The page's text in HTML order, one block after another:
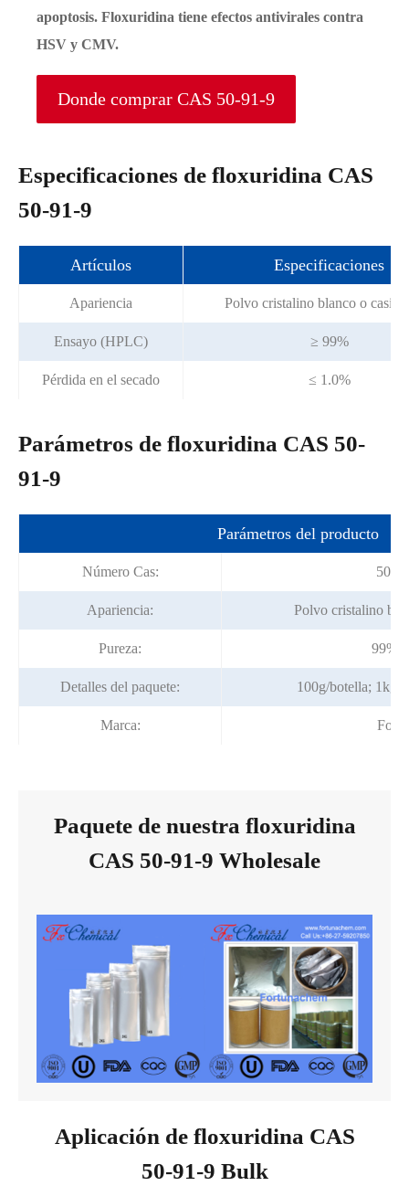
apoptosis. Floxuridina tiene efectos antivirales contra
HSV y CMV.
Donde comprar CAS 50-91-9
Especificaciones de floxuridina CAS
50-91-9
Artículos Especificaciones
Apariencia Polvo cristalino blanco o casi
Ensayo (HPLC) ≥ 99%
Pérdida en el secado ≤ 1.0%
Parámetros de floxuridina CAS 50-
91-9
Parámetros del producto
Número Cas: 50-
Apariencia: Polvo cristalino
Pureza: 99%
Detalles del paquete: 100g/botella; 1kg/
Marca:
Paquete de nuestra floxuridina
CAS 50-91-9 Wholesale
Aplicación de floxuridina CAS
50-91-9 Bulk